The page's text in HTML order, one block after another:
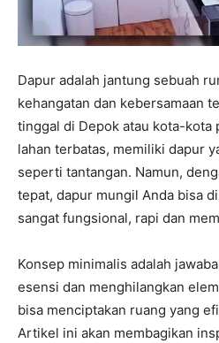
Dapur adalah jantung sebuah
kehangatan dan kebersamaan
tinggal di Depok atau kota-kota
lahan terbatas, memiliki dapur
seperti tantangan. Namun,
tepat, dapur mungil Anda bisa
sangat fungsional, rapi dan
Konsep minimalis adalah
esensi dan menghilangkan
bisa menciptakan ruang yang
Artikel ini akan membagikan